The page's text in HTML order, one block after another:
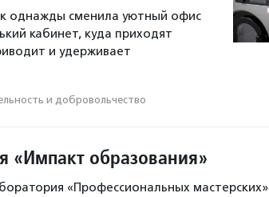
однажды сменила уютный офис
кабинет, куда приходят
и удерживает
и доброволь­чест­во
«Импакт образования»
«Профессиональных мастерских»